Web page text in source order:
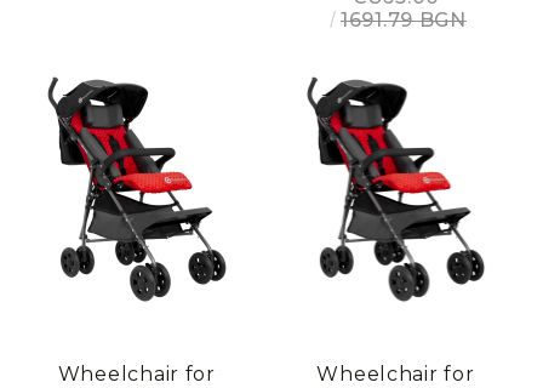
1691.79 BGN
Wheelchair for
Wheelchair for